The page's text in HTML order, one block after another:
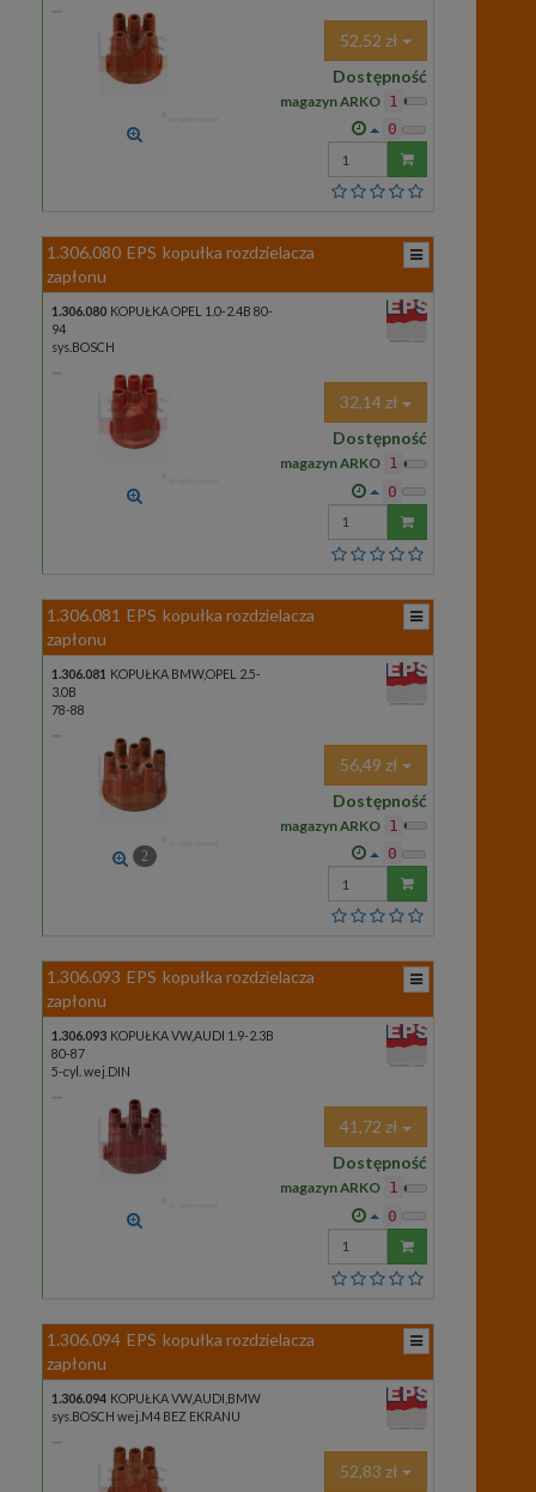
52,52 zł
Dostępność
magazyn ARKO 1
0
Wprowadź
ilość
1.306.080 EPS kopułka rozdzielacza
zapłonu
1.306.080 KOPUŁKA OPEL 1.0-2.4B 80-
94
sys.BOSCH
32,14 zł
Dostępność
magazyn ARKO 1
0
Wprowadź
ilość
1.306.081 EPS kopułka rozdzielacza
zapłonu
1.306.081 KOPUŁKA BMW,OPEL 2.5-
3.0B
78-88
2
56,49 zł
Dostępność
magazyn ARKO 1
0
Wprowadź
ilość
1.306.093 EPS kopułka rozdzielacza
zapłonu
1.306.093 KOPUŁKA VW,AUDI 1.9-2.3B
80-87
5-cyl. wej.DIN
41,72 zł
Dostępność
magazyn ARKO 1
0
Wprowadź
ilość
1.306.094 EPS kopułka rozdzielacza
zapłonu
1.306.094 KOPUŁKA VW,AUDI,BMW
sys.BOSCH wej.M4 BEZ EKRANU
52,83 zł